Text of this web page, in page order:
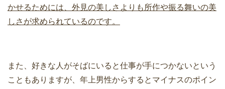
かせるためには、外見の美しさよりも所作や振る舞いの美
しさが求められているのです。
また、好きな人がそばにいると仕事が手につかないという
こともありますが、年上男性からするとマイナスのポイン